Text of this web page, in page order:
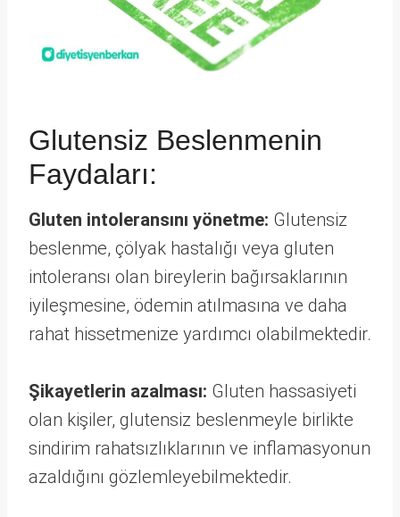
Glutensiz Beslenmenin
Faydaları:
Gluten intoleransını yönetme: Glutensiz
beslenme, çölyak hastalığı veya gluten
intoleransı olan bireylerin bağırsaklarının
iyileşmesine, ödemin atılmasına ve daha
rahat hissetmenize yardımcı olabilmektedir.
Şikayetlerin azalması: Gluten hassasiyeti
olan kişiler, glutensiz beslenmeyle birlikte
sindirim rahatsızlıklarının ve inflamasyonun
azaldığını gözlemleyebilmektedir.